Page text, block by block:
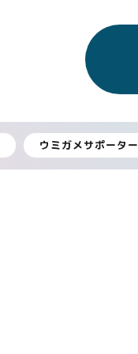
ウミガメサポーター